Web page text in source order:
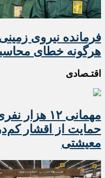
فرمانده نیروی
هرگونه خطای
اقتـصادی
مهمانی ۱۲
حمایت از اقشار
معیشتی